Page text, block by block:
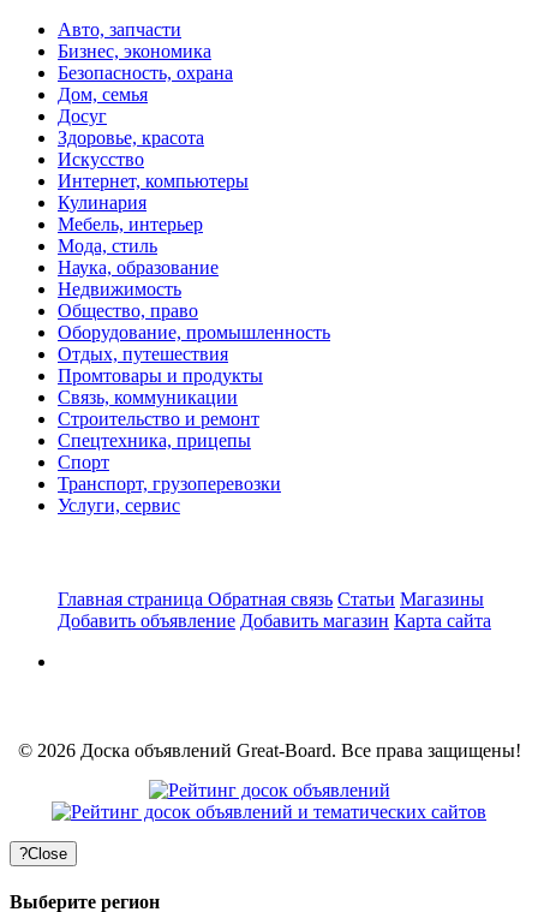
Авто, запчасти
Бизнес, экономика
Безопасность, охрана
Дом, семья
Досуг
Здоровье, красота
Искусство
Интернет, компьютеры
Кулинария
Мебель, интерьер
Мода, стиль
Наука, образование
Недвижимость
Общество, право
Оборудование, промышленность
Отдых, путешествия
Промтовары и продукты
Связь, коммуникации
Строительство и ремонт
Спецтехника, прицепы
Спорт
Транспорт, грузоперевозки
Услуги, сервис
Главная страница Обратная связь Статьи Магазины
Добавить объявление Добавить магазин Карта сайта
© 2026 Доска объявлений Great-Board. Все права защищены!
?Close
Выберите регион